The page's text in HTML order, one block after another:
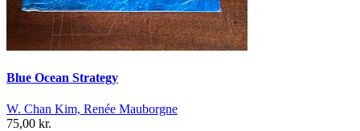
Blue Ocean Strategy
W. Chan Kim, Renée Mauborgne
75,00 kr.